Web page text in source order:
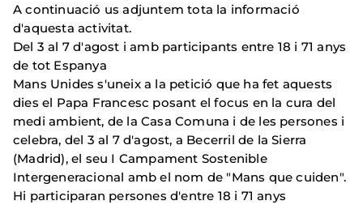
A continuació us adjuntem tota la informació
d'aquesta activitat.
Del 3 al 7 d'agost i amb participants entre 18 i 71 anys
de tot Espanya
Mans Unides s'uneix a la petició que ha fet aquests
dies el Papa Francesc posant el focus en la cura del
medi ambient, de la Casa Comuna i de les persones i
celebra, del 3 al 7 d'agost, a Becerril de la Sierra
(Madrid), el seu I Campament Sostenible
Intergeneracional amb el nom de "Mans que cuiden".
Hi participaran persones d'entre 18 i 71 anys